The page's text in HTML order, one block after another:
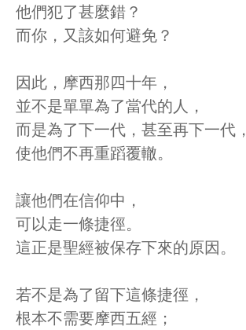
他們犯了甚麼錯？
而你，又該如何避免？
因此，摩西那四十年，
並不是單單為了當代的人，
而是為了下一代，甚至再下一代，
使他們不再重蹈覆轍。
讓他們在信仰中，
可以走一條捷徑。
這正是聖經被保存下來的原因。
若不是為了留下這條捷徑，
根本不需要摩西五經；